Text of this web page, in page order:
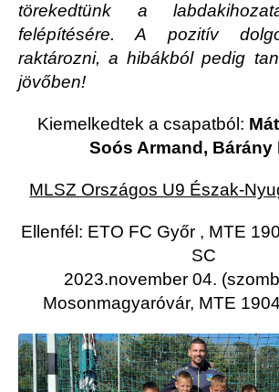
törekedtünk a
felépítésére. A pozitív
raktározni, a hibákból pedig
jövőben!
Kiemelkedtek a csapatból:
Soós Armand, Bárány
MLSZ Országos U9 Észak-
Ellenfél: ETO FC Győr , MTE
SC
2023.november 04.
Mosonmagyaróvár, MTE